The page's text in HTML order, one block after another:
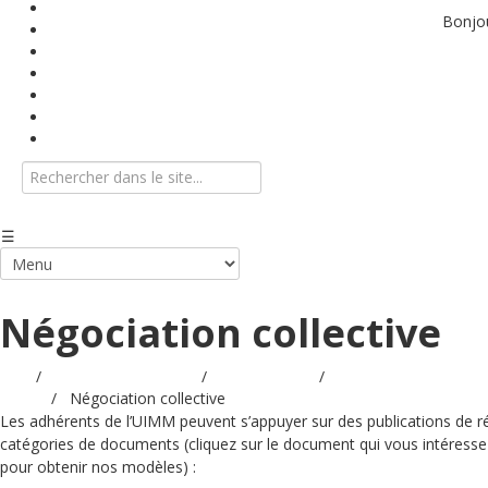
collective
/ / /
/ Négociation collective
Les adhérents de l’UIMM peuvent s’appuyer sur des publications
catégories de documents (cliquez sur le document qui vous
pour obtenir nos modèles) :